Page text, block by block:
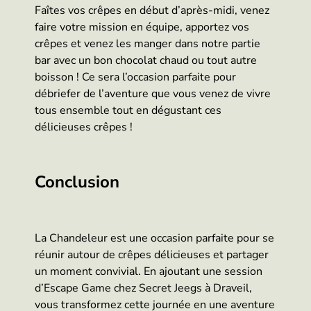
Faîtes vos crêpes en début d’après-midi, venez
faire votre mission en équipe, apportez vos
crêpes et venez les manger dans notre partie
bar avec un bon chocolat chaud ou tout autre
boisson ! Ce sera l’occasion parfaite pour
débriefer de l’aventure que vous venez de vivre
tous ensemble tout en dégustant ces
délicieuses crêpes !
Conclusion
La Chandeleur est une occasion parfaite pour se
réunir autour de crêpes délicieuses et partager
un moment convivial. En ajoutant une session
d’Escape Game chez Secret Jeegs à Draveil,
vous transformez cette journée en une aventure